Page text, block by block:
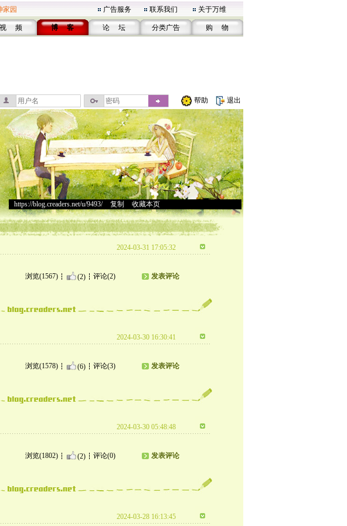
家园 广告服务 联系我们 关于万维
视 频 博 客 论 坛 分类广告 购 物
帮助 退出
https://blog.creaders.net/u/9493/> 复制 收藏本页
2024-03-31 17:05:32
浏览(1567) (2) 评论(2) 发表评论
2024-03-30 16:30:41
浏览(1578) (6) 评论(3) 发表评论
2024-03-30 05:48:48
浏览(1802) (2) 评论(0) 发表评论
2024-03-28 16:13:45